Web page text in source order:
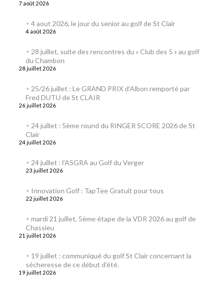
7 août 2026
4 aout 2026, le jour du senior au golf de St Clair
4 août 2026
28 juillet, suite des rencontres du « Club des 5 » au golf
du Chambon
28 juillet 2026
25/26 juillet : Le GRAND PRIX d’Albon remporté par
Fred DUTU de St CLAIR
26 juillet 2026
24 juillet : 5ème round du RINGER SCORE 2026 de St
Clair
24 juillet 2026
24 juillet : l’ASGRA au Golf du Verger
23 juillet 2026
Innovation Golf : TapTee Gratuit pour tous
22 juillet 2026
mardi 21 juillet, 5ème étape de la VDR 2026 au golf de
Chassieu
21 juillet 2026
19 juillet : communiqué du golf St Clair concernant la
sécheresse de ce début d’été.
19 juillet 2026